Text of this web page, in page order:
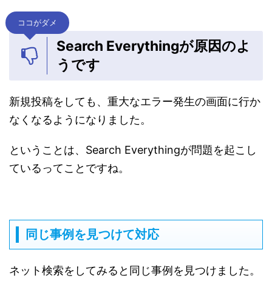
ココがダメ
Search Everythingが原因のよ
うです
新規投稿をしても、重大なエラー発生の画面に行か
なくなるようになりました。
ということは、Search Everythingが問題を起こし
ているってことですね。
同じ事例を見つけて対応
ネット検索をしてみると同じ事例を見つけました。